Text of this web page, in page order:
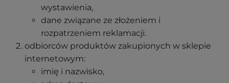
wystawienia,
dane związane ze złożeniem i
rozpatrzeniem reklamacji.
odbiorców produktów zakupionych w sklepie
internetowym:
imię i nazwisko,